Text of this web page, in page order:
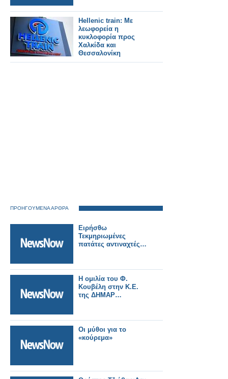
Hellenic train: Με
λεωφορεία η
κυκλοφορία προς
Χαλκίδα και
Θεσσαλονίκη
ΠΡΟΗΓΟΥΜΕΝΑ ΑΡΘΡΑ
Ειρήσθω
Τεκμηριωμένες
πατάτες αντιναχτές…
Η ομιλία του Φ.
Κουβέλη στην Κ.Ε.
της ΔΗΜΑΡ…
Οι μύθοι για το
«κούρεμα»